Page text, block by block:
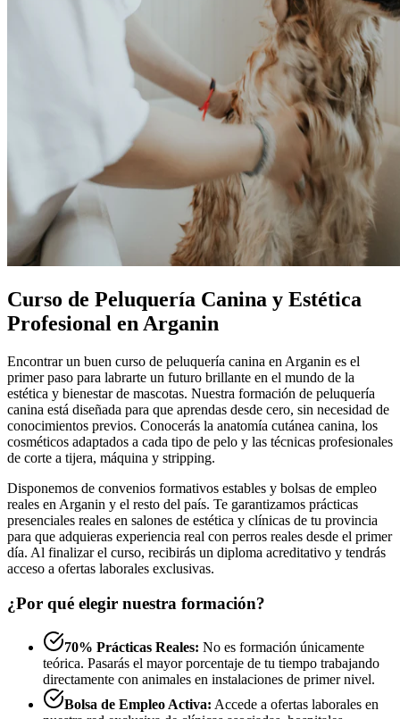
Curso de Peluquería Canina y Estética
Profesional en Arganin
Encontrar un buen curso de peluquería canina en Arganin es el
primer paso para labrarte un futuro brillante en el mundo de la
estética y bienestar de mascotas. Nuestra formación de peluquería
canina está diseñada para que aprendas desde cero, sin necesidad de
conocimientos previos. Conocerás la anatomía cutánea canina, los
cosméticos adaptados a cada tipo de pelo y las técnicas profesionales
de corte a tijera, máquina y stripping.
Disponemos de convenios formativos estables y bolsas de empleo
reales en Arganin y el resto del país. Te garantizamos prácticas
presenciales reales en salones de estética y clínicas de tu provincia
para que adquieras experiencia real con perros reales desde el primer
día. Al finalizar el curso, recibirás un diploma acreditativo y tendrás
acceso a ofertas laborales exclusivas.
¿Por qué elegir nuestra formación?
70% Prácticas Reales: No es formación únicamente
teórica. Pasarás el mayor porcentaje de tu tiempo trabajando
directamente con animales en instalaciones de primer nivel.
Bolsa de Empleo Activa: Accede a ofertas laborales en